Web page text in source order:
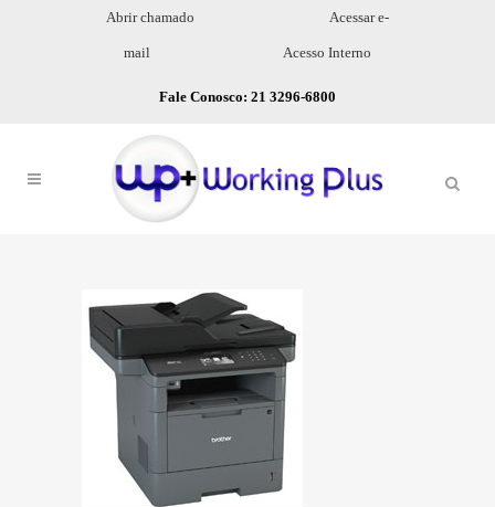
Abrir chamado Acessar e-
mail Acesso Interno
Fale Conosco: 21 3296-6800